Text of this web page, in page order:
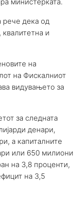
рече дека од
квалитетна и
на
на Фискалниот
видувањето за
за следната
денари,
а капиталните
или 650 милиони
на 3,8 проценти,
на 3,5